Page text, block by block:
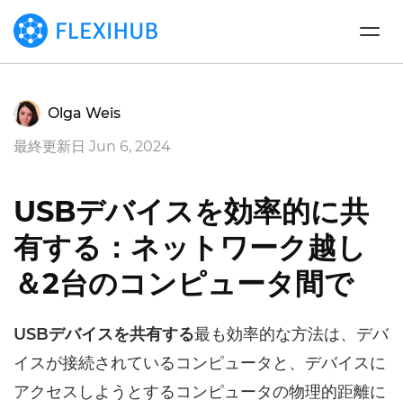
Olga Weis
最終更新日 Jun 6, 2024
USBデバイスを効率的に共
有する：ネットワーク越し
＆2台のコンピュータ間で
USBデバイスを共有する最も効率的な方法は、デバ
イスが接続されているコンピュータと、デバイスに
アクセスしようとするコンピュータの物理的距離に